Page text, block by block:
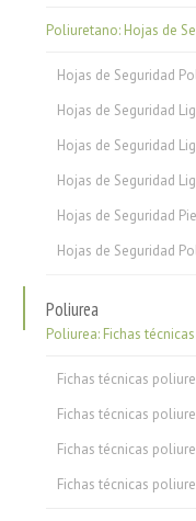
Poliuretano: Hojas de
Hojas de Seguridad
Hojas de Seguridad
Hojas de Seguridad
Hojas de Seguridad
Hojas de Seguridad
Hojas de Seguridad
Poliurea
Poliurea: Fichas técnicas
Fichas técnicas
Fichas técnicas
Fichas técnicas
Fichas técnicas